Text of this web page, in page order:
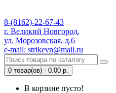
8-(8162)-22-67-43
г. Великий Новгород,
ул. Морозовская, д.6
e-mail: strikevn@mail.ru
0 товар(ов) - 0.00 р.
В корзине пусто!